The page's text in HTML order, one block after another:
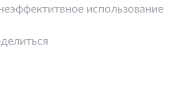
использование